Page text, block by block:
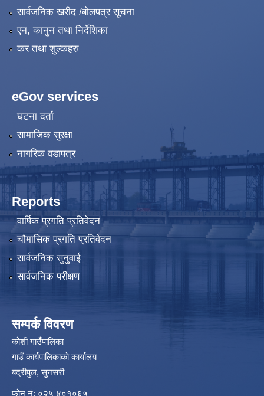
सार्वजनिक खरीद /बोलपत्र सूचना
एन, कानुन तथा निर्देशिका
कर तथा शुल्कहरु
eGov services
घटना दर्ता
सामाजिक सुरक्षा
नागरिक वडापत्र
Reports
वार्षिक प्रगति प्रतिवेदन
चौमासिक प्रगति प्रतिवेदन
सार्वजनिक सुनुवाई
सार्वजनिक परीक्षण
सम्पर्क विवरण
कोशी गाउँपालिका
गाउँ कार्यपालिकाको कार्यालय
बद्रीपुल, सुनसरी
फोन नं: ०२५ ४०१०६५